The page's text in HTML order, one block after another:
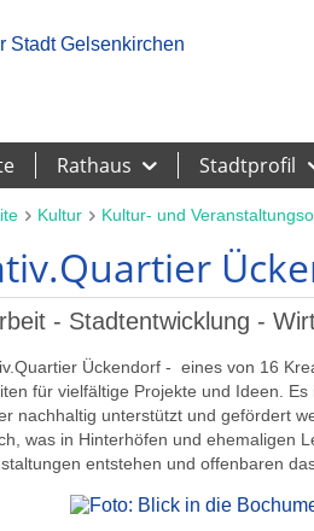
Rathaus Stadtprofil
Kultur Kultur- und
- Stadtentwicklung -
Ückendorf - eines von 16
für vielfältige Projekte und Ideen.
nachhaltig unterstützt und gefördert
was in Hinterhöfen und ehemaligen
entstehen und offenbaren